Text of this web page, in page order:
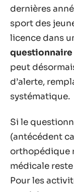
dernières
sport des
licence dans
questionnaire
peut
d’alerte,
systématique.
Si le
(antécédent
orthopédique
médicale
Pour les